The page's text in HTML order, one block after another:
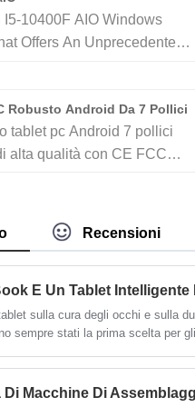
I5-10400F AIO Windows
Offers An Unprecedented
Performance Hardware
TPS Company Is
Tablet Pc / Intel Laptop /
ODM Full Experience In
Robusto Android Da 7 Pollici
tablet pc Android 7 pollici
alta qualità con CE FCC
Android e 30 ingegneri
e sviluppo, 8 linee di
senza polvere e 150
i nostri prodotti hanno
maggior parte del mercato
americano e africano. Ci
di diventare il tuo partner a
Recensioni
sulla cura degli occhi e sulla
sempre stati la prima scelta per